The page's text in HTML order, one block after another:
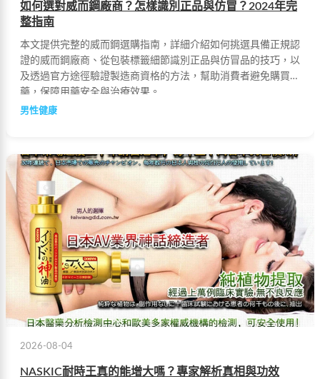
如何選對威而鋼廠商？怎樣識別正品與仿冒？2024年完
整指南
本文提供完整的威而鋼選購指南，詳細介紹如何挑選具備正規認
證的威而鋼廠商、從包裝標籤細節識別正品與仿冒品的技巧，以
及透過官方途徑驗證製造商資格的方法，幫助消費者避免購買偽
藥，保障用藥安全與治療效果。
男性健康
2026-08-04
NASKIC耐時王真的能增大嗎？專家解析真相與功效